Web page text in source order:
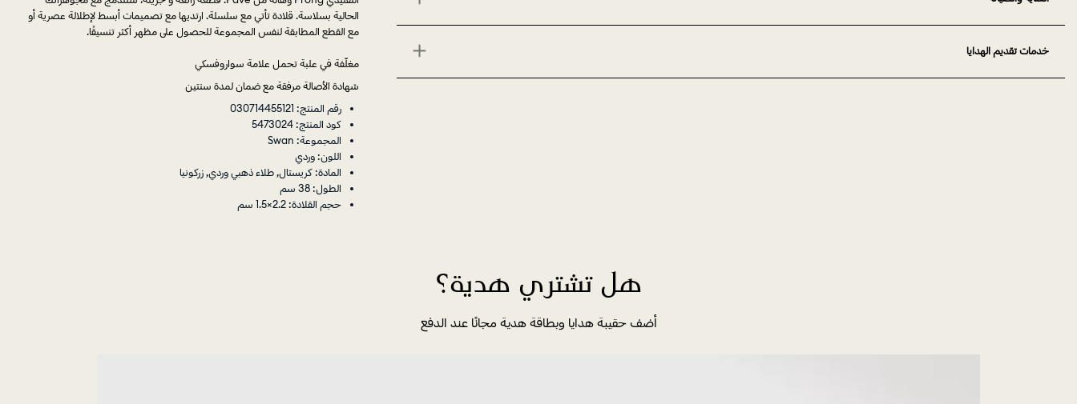
خدمات تقديم الهدايا
الحالية بسلاسة. قلادة تأتي مع سلسلة. ارتديها مع تصميمات أبسط لإطلالة عصرية أو
مع القطع المطابقة لنفس المجموعة للحصول على مظهر أكثر تنسيقًا.
مغلّفة في علبة تحمل علامة سواروفسكي
شهادة الأصالة مرفقة مع ضمان لمدة سنتين
رقم المنتج: 030714455121
كود المنتج: 5473024
المجموعة: Swan
اللون: وردي
المادة: كريستال, طلاء ذهبي وردي, زركونيا
الطول: 38 سم
حجم القلادة: 2.2×1.5 سم
هل تشتري هدية؟
أضف حقيبة هدايا وبطاقة هدية مجانًا عند الدفع